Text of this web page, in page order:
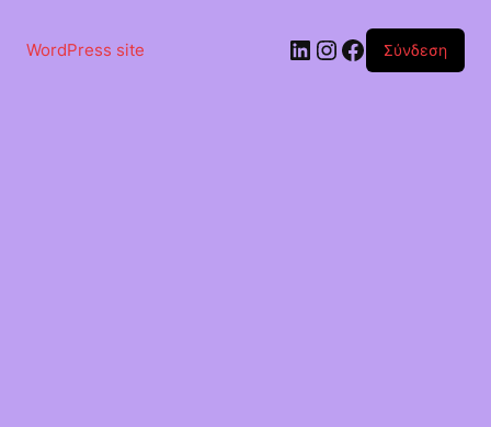
περιεχόμενο
WordPress site Linkedin
Instagram
Facebook
Σύνδεση